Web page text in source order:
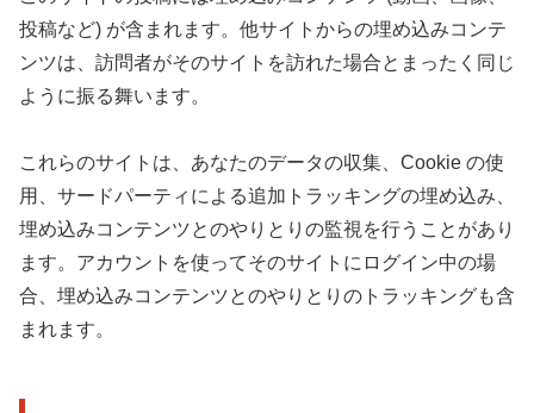
投稿など) が含まれます。他サイトからの埋め込みコンテ
ンツは、訪問者がそのサイトを訪れた場合とまったく同じ
ように振る舞います。
これらのサイトは、あなたのデータの収集、Cookie の使
用、サードパーティによる追加トラッキングの埋め込み、
埋め込みコンテンツとのやりとりの監視を行うことがあり
ます。アカウントを使ってそのサイトにログイン中の場
合、埋め込みコンテンツとのやりとりのトラッキングも含
まれます。